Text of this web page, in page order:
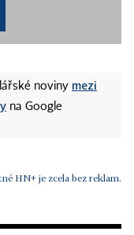
noviny mezi
na Google
HN+ je zcela bez reklam.